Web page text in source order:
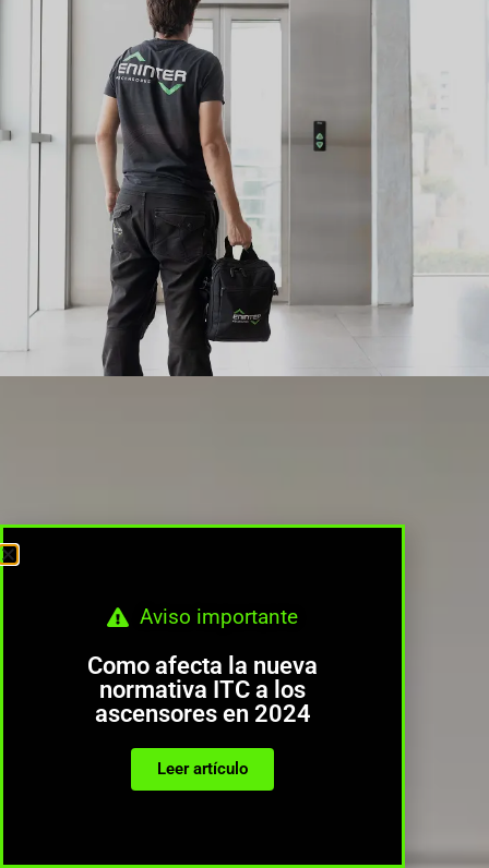
Aviso importante
Como afecta la nueva
normativa ITC a los
ascensores en 2024
Leer artículo